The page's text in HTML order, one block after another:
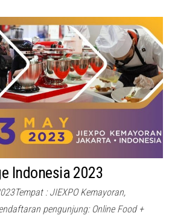
Indonesia 2023
: JIEXPO Kemayoran,
pengunjung: Online Food +